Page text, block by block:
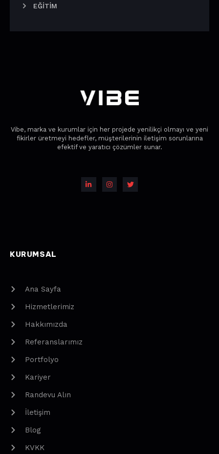
EĞITIM
Vibe, marka ve kurumlar için her projede yenilikçi olmayı ve yeni
fikirler üretmeyi hedefler, müşterilerinin iletişim sorunlarına
efektif ve yaratıcı çözümler sunar.
KURUMSAL
Ana Sayfa
Hizmetlerimiz
Hakkımızda
Referanslarımız
Portfolyo
Kariyer
Randevu Alın
İletişim
Blog
KVKK